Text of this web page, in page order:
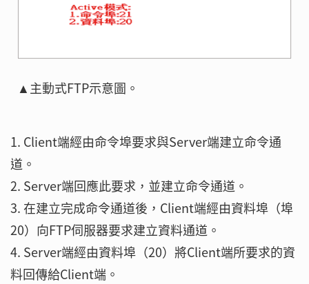
▲主動式FTP示意圖。
1. Client端經由命令埠要求與Server端建立命令通
道。
2. Server端回應此要求，並建立命令通道。
3. 在建立完成命令通道後，Client端經由資料埠（埠
20）向FTP伺服器要求建立資料通道。
4. Server端經由資料埠（20）將Client端所要求的資
料回傳給Client端。